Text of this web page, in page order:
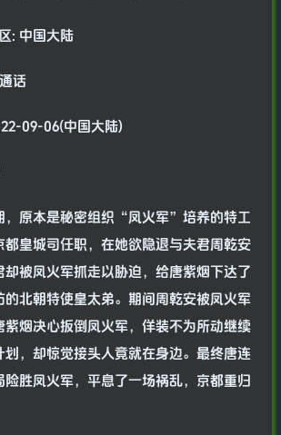
: 中国大陆
话
09-06(中国大陆)
，原本是秘密组织“凤火军”培养的特工
都皇城司任职，在她欲隐退与夫君周乾安
却被凤火军抓走以胁迫，给唐紫烟下达了
的北朝特使皇太弟。期间周乾安被凤火军
紫烟决心扳倒凤火军，佯装不为所动继续
划，却惊觉接头人竟就在身边。最终唐连
险胜凤火军，平息了一场祸乱，京都重归